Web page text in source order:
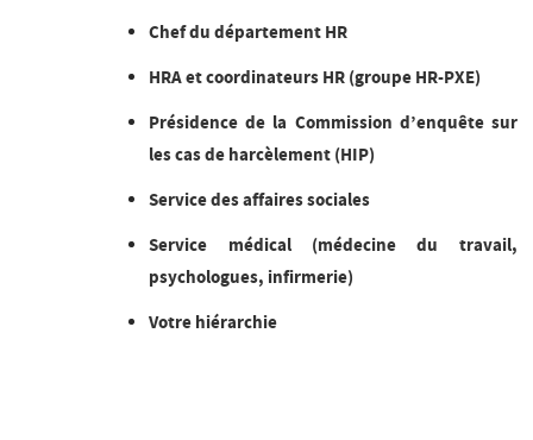
Chef du département HR
HRA et coordinateurs HR (groupe HR-PXE)
Présidence de la Commission d’enquête sur
les cas de harcèlement (HIP)
Service des affaires sociales
Service médical (médecine du travail,
psychologues, infirmerie)
Votre hiérarchie